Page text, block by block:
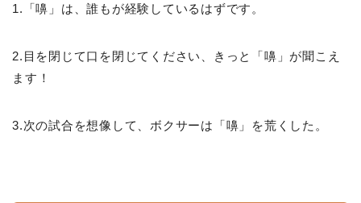
1.「嚊」は、誰もが経験しているはずです。
2.目を閉じて口を閉じてください、きっと「嚊」が聞こえ
ます！
3.次の試合を想像して、ボクサーは「嚊」を荒くした。